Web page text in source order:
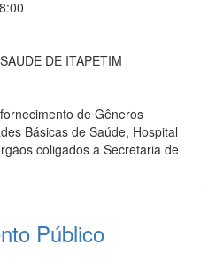
DE ITAPETIM
de Gêneros
Básicas de Saúde, Hospital
coligados a Secretaria de
Público